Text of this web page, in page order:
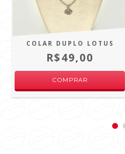
COLAR DUPLO LOTUS
R$49,00